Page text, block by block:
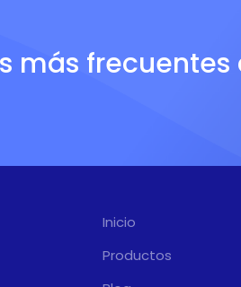
más
Inicio
Productos